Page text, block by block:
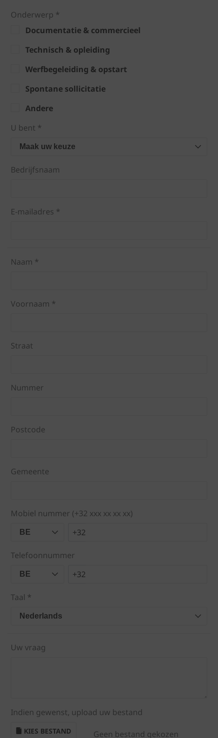
Onderwerp *
Documentatie & commercieel
Technisch & opleiding
Werfbegeleiding & opstart
Spontane sollicitatie
Andere
U bent *
Maak uw keuze
Bedrijfsnaam
E-mailadres *
Naam *
Voornaam *
Straat
Nummer
Postcode
Gemeente
Mobiel nummer (+32 xxx xx xx xx)
BE +32
Telefoonnummer
BE +32
Taal *
Nederlands
Uw vraag
Indien gewenst, upload uw bestand
KIES BESTAND Geen bestand gekozen